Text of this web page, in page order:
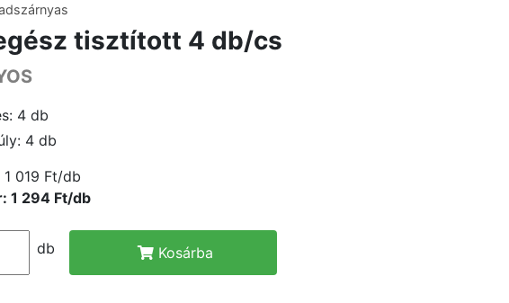
tisztított 4 db/cs
4 db
4 db
1 019 Ft/db
1 294 Ft/db
db Kosárba